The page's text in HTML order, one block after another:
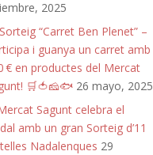
2025
“Carret Ben Plenet” –
i guanya un carret amb
€ en productes del Mercat
🛒🍅🧀🐟 26 mayo, 2025
Sagunt celebra el
amb un gran Sorteig d’11
Nadalenques 29